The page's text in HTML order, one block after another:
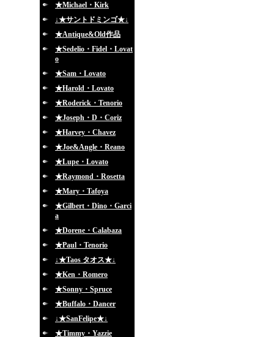
★Michael・Kirk
↓★サントドミンゴ★↓
★Antique&Old作品
★Sedelio・Fidel・Lovat
o
★Sam・Lovato
★Harold・Lovato
★Roderick・Tenorio
★Joseph・D・Coriz
★Harvey・Chavez
★Joe&Angle・Reano
★Lupe・Lovato
★Raymond・Rosetta
★Mary・Tafoya
★Gilbert・Dino・Garci
a
★Dorene・Calabaza
★Paul・Tenorio
↓★Taos タオス★↓
★Ken・Romero
★Sonny・Spruce
★Buffalo・Dancer
↓★SanFelipe★↓
★Timmy・Yazzie